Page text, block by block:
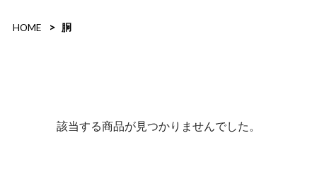
HOME 胴
該当する商品が見つかりませんでした。